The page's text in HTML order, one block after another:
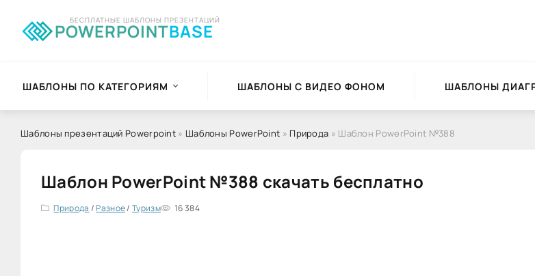
POWERPOINTBASE
БЕСПЛАТНЫЕ ШАБЛОНЫ ПРЕЗЕНТАЦИЙ
ШАБЛОНЫ ПО КАТЕГОРИЯМ ШАБЛОНЫ С ВИДЕО ФОНОМ ШАБЛОНЫ
Шаблоны презентаций Powerpoint » Шаблоны PowerPoint » Природа » Шаблон PowerPoint №388
Шаблон PowerPoint №388 скачать бесплатно
Природа /Разное/Туризм 16 384